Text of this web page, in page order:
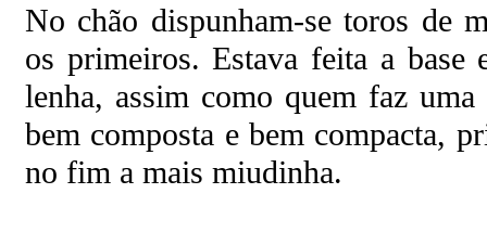
No chão dispunham-se toros de
os primeiros. Estava feita a base
lenha, assim como quem faz
bem composta e bem compacta,
no fim a mais miudinha.